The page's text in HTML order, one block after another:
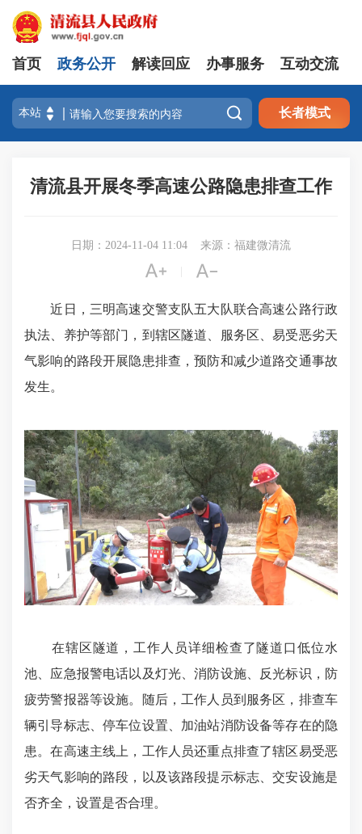
首页 政务公开 解读回应 办事服务 互动交流
 长者模式
清流县开展冬季高速公路隐患排查工作
日期：2024-11-04 11:04 来源：福建微清流
 
近日，三明高速交警支队五大队联合高速公路行政
执法、养护等部门，到辖区隧道、服务区、易受恶劣天
气影响的路段开展隐患排查，预防和减少道路交通事故
发生。
在辖区隧道，工作人员详细检查了隧道口低位水
池、应急报警电话以及灯光、消防设施、反光标识，防
疲劳警报器等设施。随后，工作人员到服务区，排查车
辆引导标志、停车位设置、加油站消防设备等存在的隐
患。在高速主线上，工作人员还重点排查了辖区易受恶
劣天气影响的路段，以及该路段提示标志、交安设施是
否齐全，设置是否合理。